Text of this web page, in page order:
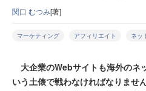
関口 むつみ[著]
マーケティング アフィリエイト ネッ
大企業のWebサイトも海外のネ
いう土俵で戦わなければなりませ